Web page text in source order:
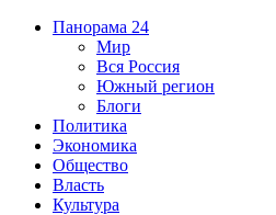
Панорама 24
Мир
Вся Россия
Южный регион
Блоги
Политика
Экономика
Общество
Власть
Культура